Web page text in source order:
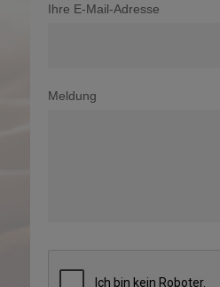
Ihre E-Mail-Adresse
Meldung